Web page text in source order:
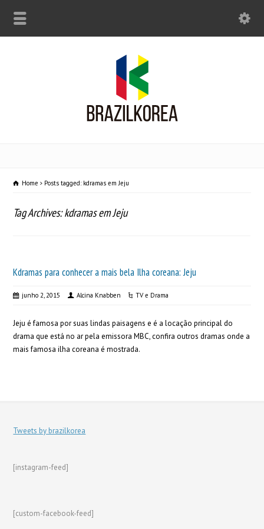
Home Posts tagged: kdramas em Jeju
Tag Archives: kdramas em Jeju
Kdramas para conhecer a mais bela Ilha coreana: Jeju
junho 2, 2015 Alcina Knabben TV e Drama
Jeju é famosa por suas lindas paisagens e é a locação principal do
drama que está no ar pela emissora MBC, confira outros dramas onde a
mais famosa ilha coreana é mostrada.
Tweets by brazilkorea
[instagram-feed]
[custom-facebook-feed]